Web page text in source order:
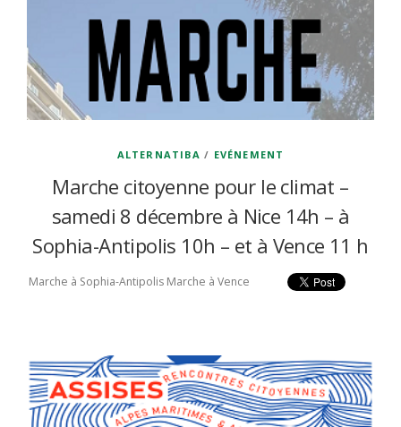
ALTERNATIBA / EVÉNEMENT
Marche citoyenne pour le climat –
samedi 8 décembre à Nice 14h – à
Sophia-Antipolis 10h – et à Vence 11 h
Marche à Sophia-Antipolis Marche à Vence